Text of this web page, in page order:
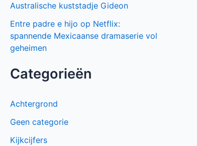
Australische kuststadje Gideon
Entre padre e hijo op Netflix:
spannende Mexicaanse dramaserie vol
geheimen
Categorieën
Achtergrond
Geen categorie
Kijkcijfers